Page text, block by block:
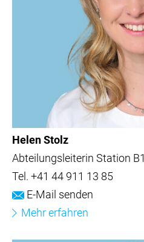
Helen Stolz
Abteilungsleiterin Station
Tel. +41 44 911 13 85
E-Mail senden
Mehr erfahren